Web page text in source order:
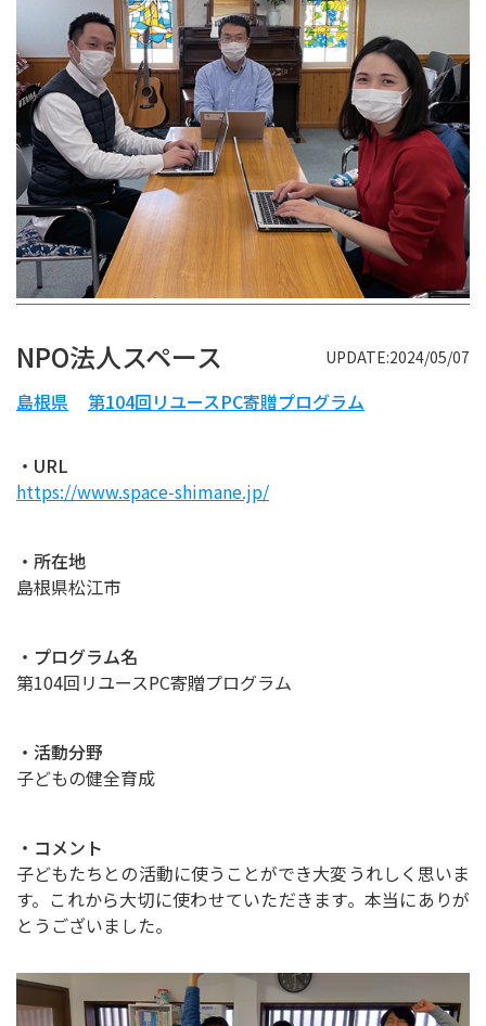
NPO法人スペース UPDATE:2024/05/07
島根県 第104回リユースPC寄贈プログラム
・URL
https://www.space-shimane.jp/
・所在地
島根県松江市
・プログラム名
第104回リユースPC寄贈プログラム
・活動分野
子どもの健全育成
・コメント
子どもたちとの活動に使うことができ大変うれしく思いま
す。これから大切に使わせていただきます。本当にありが
とうございました。